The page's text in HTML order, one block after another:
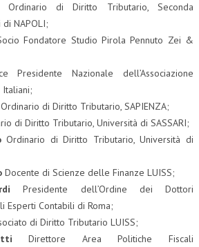
Ordinario di Diritto Tributario, Seconda
NAPOLI;
Fondatore Studio Pirola Pennuto Zei &
Presidente Nazionale dell’Associazione
Ordinario di Diritto Tributario, SAPIENZA;
di Diritto Tributario, Università di SASSARI;
Ordinario di Diritto Tributario, Università di
Docente di Scienze delle Finanze LUISS;
Presidente dell’Ordine dei Dottori
Esperti Contabili di Roma;
di Diritto Tributario LUISS;
Direttore Area Politiche Fiscali